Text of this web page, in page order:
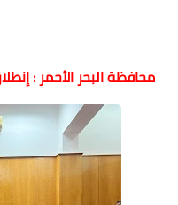
محافظة البحر الأحمر :